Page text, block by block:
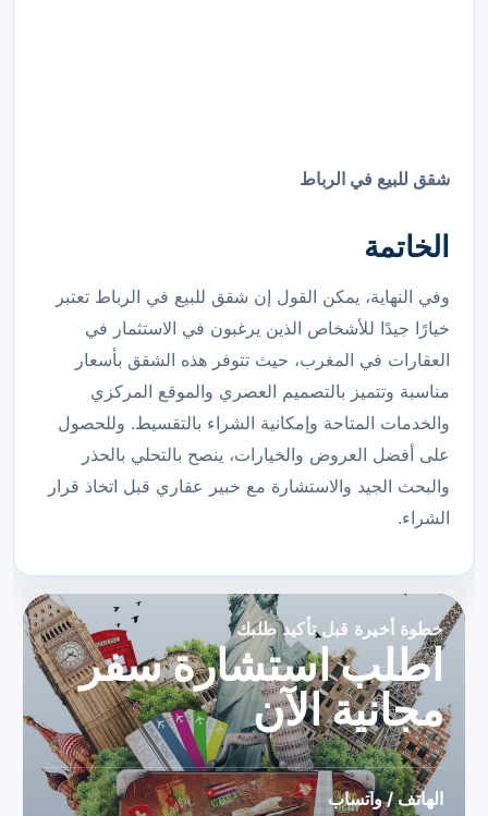
شقق للبيع في الرباط
الخاتمة
وفي النهاية، يمكن القول إن شقق للبيع في الرباط تعتبر
خيارًا جيدًا للأشخاص الذين يرغبون في الاستثمار في
العقارات في المغرب، حيث تتوفر هذه الشقق بأسعار
مناسبة وتتميز بالتصميم العصري والموقع المركزي
والخدمات المتاحة وإمكانية الشراء بالتقسيط. وللحصول
على أفضل العروض والخيارات، ينصح بالتحلي بالحذر
والبحث الجيد والاستشارة مع خبير عقاري قبل اتخاذ قرار
الشراء.
خطوة أخيرة قبل تأكيد طلبك
اطلب استشارة سفر
مجانية الآن
الهاتف / واتساب